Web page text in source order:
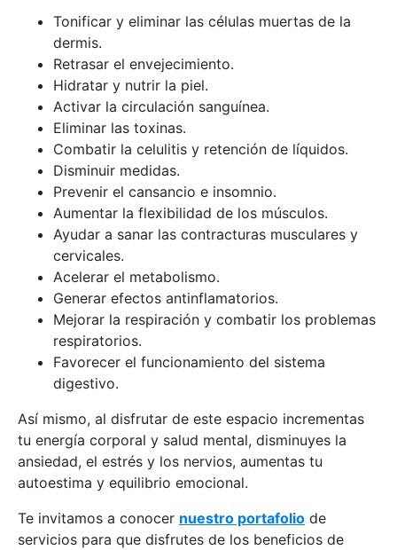
Tonificar y eliminar las células muertas de la
dermis.
Retrasar el envejecimiento.
Hidratar y nutrir la piel.
Activar la circulación sanguínea.
Eliminar las toxinas.
Combatir la celulitis y retención de líquidos.
Disminuir medidas.
Prevenir el cansancio e insomnio.
Aumentar la flexibilidad de los músculos.
Ayudar a sanar las contracturas musculares y
cervicales.
Acelerar el metabolismo.
Generar efectos antinflamatorios.
Mejorar la respiración y combatir los problemas
respiratorios.
Favorecer el funcionamiento del sistema
digestivo.
Así mismo, al disfrutar de este espacio incrementas
tu energía corporal y salud mental, disminuyes la
ansiedad, el estrés y los nervios, aumentas tu
autoestima y equilibrio emocional.
Te invitamos a conocer nuestro portafolio de
servicios para que disfrutes de los beneficios de